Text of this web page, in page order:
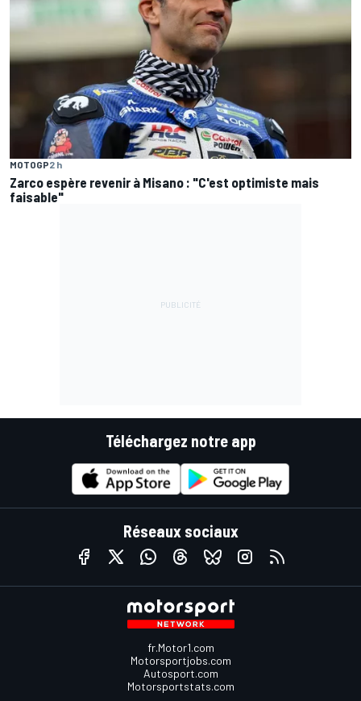
MOTOGP2 h
Zarco espère revenir à Misano : "C'est optimiste mais
faisable"
Téléchargez notre app
Réseaux sociaux
fr.Motor1.com
Motorsportjobs.com
Autosport.com
Motorsportstats.com